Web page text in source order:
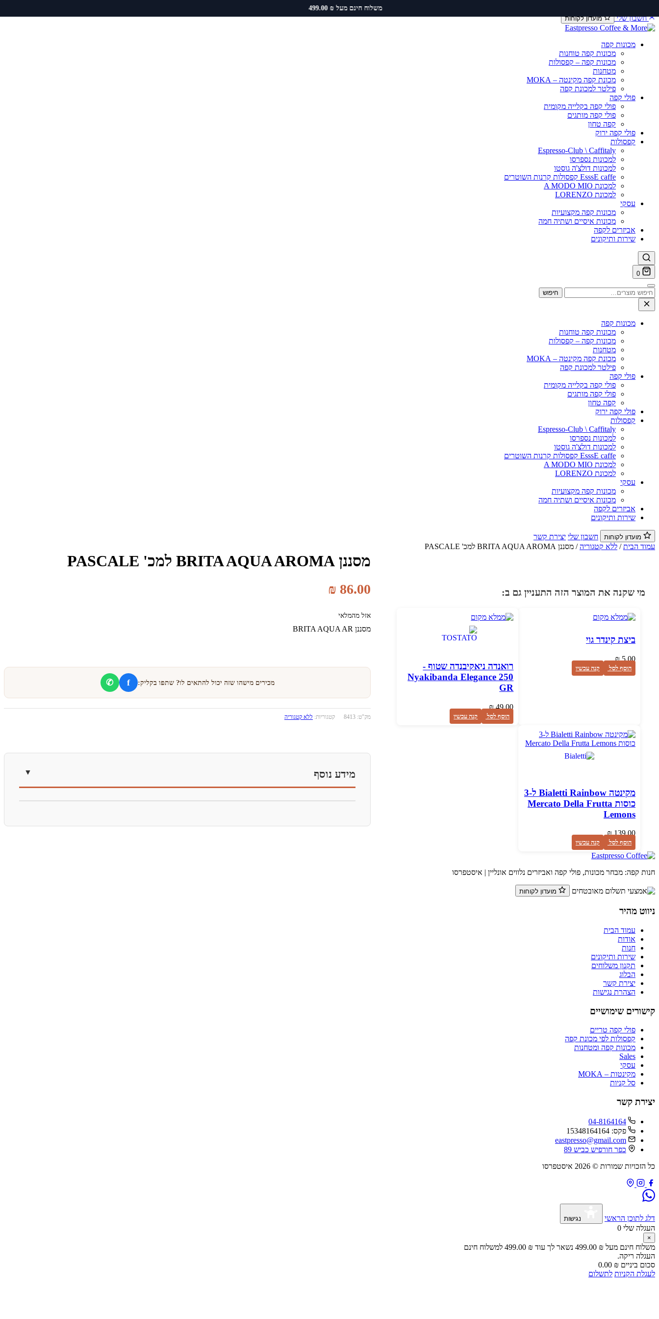
משלוח חינם מעל ₪ 499.00
לתוכן
חשבון שלי
מועדון לקוחות
מכונות קפה
מכונות קפה טוחנות
מכונות קפה – קפסולות
מטחנות
מכונת קפה מקינטה – MOKA
פילטר למכונת קפה
פולי קפה
פולי קפה בקלייה מקומית
פולי קפה מותגים
קפה טחון
פולי קפה ירוק
קפסולות
Espresso-Club \ Caffitaly
למכונות נספרסו
למכונות דולצ'ה גוסטו
EsssE caffe קפסולות קרנות השוטרים
למכונת A MODO MIO
למכונת LORENZO
עסקי
מכונות קפה מקצועיות
מכונות איסיים ושתיה חמה
אביזרים לקפה
שירות ותיקונים
0
חיפוש
עבור:
חיפוש
מכונות קפה
מכונות קפה טוחנות
מכונות קפה – קפסולות
מטחנות
מכונת קפה מקינטה – MOKA
פילטר למכונת קפה
פולי קפה
פולי קפה בקלייה מקומית
פולי קפה מותגים
קפה טחון
פולי קפה ירוק
קפסולות
Espresso-Club \ Caffitaly
למכונות נספרסו
למכונות דולצ'ה גוסטו
EsssE caffe קפסולות קרנות השוטרים
למכונת A MODO MIO
למכונת LORENZO
עסקי
מכונות קפה מקצועיות
מכונות איסיים ושתיה חמה
אביזרים לקפה
שירות ותיקונים
חשבון שלי יצירת קשר
עמוד הבית/ ללא קטגוריה/ מסננן BRITA AQUA AROMA למכ' PASCALE
מי שקנה את המוצר הזה התעניין גם ב:
ביצת קינדר גוי
₪5.00
הוסף לסל קנה עכשיו
רואנדה ניאקיבנדה שטוף -
Nyakibanda Elegance 250
GR
₪49.00
הוסף לסל קנה עכשיו
מקינטה Bialetti Rainbow ל-3
כוסות Mercato Della Frutta
Lemons
₪139.00
הוסף לסל קנה עכשיו
מסננן BRITA AQUA AROMA למכ' PASCALE
₪ 86.00
אזל מהמלאי
מסננן BRITA AQUA AR
מכירים מישהו שזה יכול להתאים לו? שתפו בקליק: f
✆
מק"ט: 8413 קטגוריות: ללא קטגוריה
מידע נוסף
חנות קפה: מבחר מכונות, פולי קפה ואביזרים נלווים אונליין | איסטפרסו
ניווט מהיר
עמוד הבית
אודות
חנות
שירות ותיקונים
תקנון משלוחים
הבלוג
יצירת קשר
הצהרת נגישות
קישורים שימושיים
פולי קפה טריים
קפסולות לפי מכונת קפה
מכונות קפה ומטחנות
Sales
עסקי
מקינטות – MOKA
סל קניות
יצירת קשר
04-8164164
פקס: 15348164164
eastpresso@gmail.com
כפר חורפיש כביש 89
כל הזכויות שמורות © 2026 איסטפרסו
דלג לתוכן הראשי נגישות
העגלה שלי 0
×
משלוח חינם מעל ₪ נשאר לך עוד ₪
למשלוח חינם
העגלה ריקה.
סכום ביניים ₪
לעגלת הקניות לתשלום